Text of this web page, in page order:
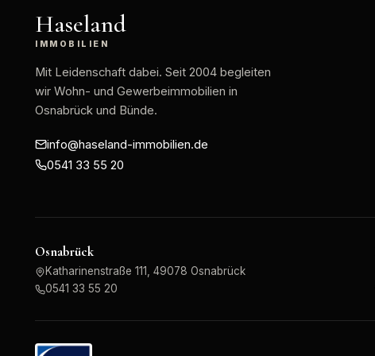
Haseland
IMMOBILIEN
Mit Leidenschaft dabei. Seit 2004 begleiten
wir Wohn- und Gewerbeimmobilien in
Osnabrück und Bünde.
info@haseland-immobilien.de
0541 33 55 20
Osnabrück
Katharinenstraße 111, 49078 Osnabrück
0541 33 55 20